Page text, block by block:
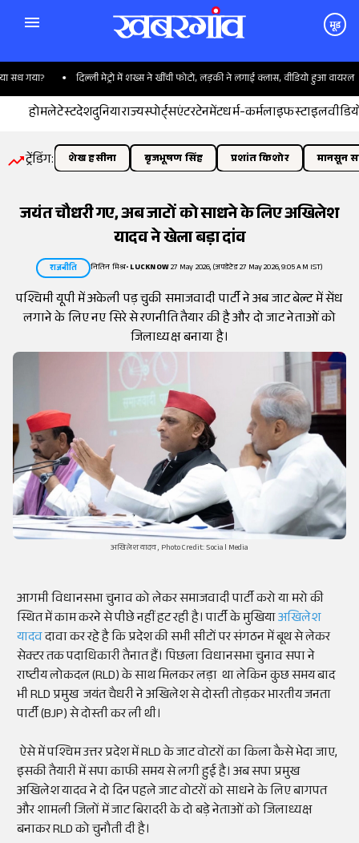
मूड
गया? दिल्ली मेट्रो में शख्स ने खींची फोटो, लड़की ने लगाई क्लास, वीडियो हुआ वायरल
होमलेटेस्टदेशदुनियाराज्यस्पोर्ट्सएंटरटेनमेंटधर्म-कर्मलाइफस्टाइल
ट्रेंडिंग: शेख हसीना बृजभूषण सिंह प्रशांत किशोर मानसून
जयंत चौधरी गए, अब जाटों को साधने के लिए अखिलेश
यादव ने खेला बड़ा दांव
राजनीति नितिन मिश्र•LUCKNOW27 May 2026, (अपडेटेड 27 May 2026, 9:05 AM IST)
पश्चिमी यूपी में अकेली पड़ चुकी समाजवादी पार्टी ने अब जाट बेल्ट में सेंध
लगाने के लिए नए सिरे से रणनीति तैयार की है और दो जाट नेताओं को
जिलाध्यक्ष बनाया है।
अखिलेश यादव, Photo Credit: Social Media
आगमी विधानसभा चुनाव को लेकर समाजवादी पार्टी करो या मरो की
स्थित में काम करने से पीछे नहीं हट रही है। पार्टी के मुखियाअखिलेश
यादवदावा कर रहे है कि प्रदेश की सभी सीटों पर संगठन में बूथ से लेकर
सेक्टर तक पदाधिकारी तैनात हैं। पिछला विधानसभा चुनाव सपा ने
राष्टीय लोकदल (RLD) के साथ मिलकर लड़ा था लेकिन कुछ समय बाद
भी RLD प्रमुख जयंत चैधरी ने अखिलेश से दोस्ती तोड़कर भारतीय जनता
पार्टी (BJP) से दोस्ती कर ली थी।
ऐसे में पश्चिम उत्तर प्रदेश में RLD के जाट वोटरों का किला कैसे भेदा जाए,
इसकी तैयारी में सपा काफी समय से लगी हुई है। अब सपा प्रमुख
अखिलेश यादव ने दो दिन पहले जाट वोटरों को साधने के लिए बागपत
और शामली जिलों में जाट बिरादरी के दो बड़े नेताओं को जिलाध्यक्ष
बनाकर RLD को चुनौती दी है।